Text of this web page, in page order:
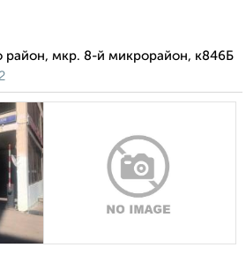
район, мкр. 8-й микрорайон, к846Б